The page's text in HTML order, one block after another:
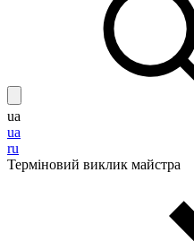
ua
ua
ru
Терміновий виклик майстра